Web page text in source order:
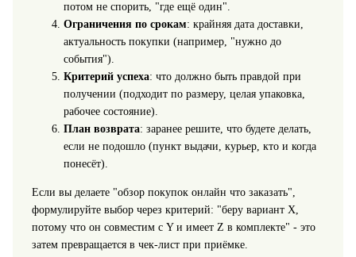
потом не спорить, "где ещё один".
Ограничения по срокам: крайняя дата доставки,
актуальность покупки (например, "нужно до
события").
Критерий успеха: что должно быть правдой при
получении (подходит по размеру, целая упаковка,
рабочее состояние).
План возврата: заранее решите, что будете делать,
если не подошло (пункт выдачи, курьер, кто и когда
понесёт).
Если вы делаете "обзор покупок онлайн что заказать",
формулируйте выбор через критерий: "беру вариант X,
потому что он совместим с Y и имеет Z в комплекте" - это
затем превращается в чек-лист при приёмке.